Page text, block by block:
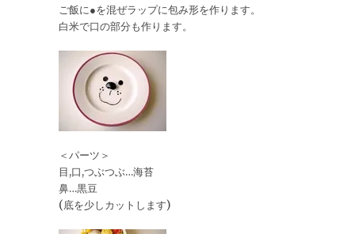
ご飯に●を混ぜラップに包み形を作ります。
白米で口の部分も作ります。
＜パーツ＞
目,口,つぶつぶ…海苔
鼻…黒豆
(底を少しカットします)